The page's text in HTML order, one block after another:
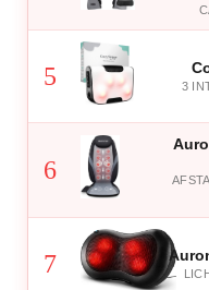
5 3
6
7